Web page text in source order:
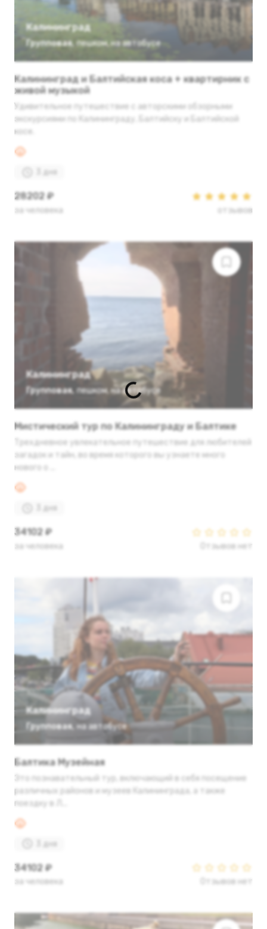
Калининград
Групповая, пешком, на автобусе
Калининград и Балтийская коса + квартирник с
живой музыкой
Удивительное путешествие с авторскими обзорными
экскурсиями по Калининграду, Балтийску и Балтийской
косе.
3 дня
28202 ₽
за человека отзывов
Калининград
Групповая, пешком, на автобусе
Мистический тур по Калининграду и Балтике
Трехдневное увлекательное путешествие для любителей
загадок и тайн, во время которого вы узнаете много
нового о ...
3 дня
34102 ₽
за человека Отзывов нет
Калининград
Групповая, на автобусе
Балтика Музейная
Это познавательный тур, включающий в себя посещение
различных районов и музеев Калининграда, а также
поездку в Л...
3 дня
34102 ₽
за человека Отзывов нет